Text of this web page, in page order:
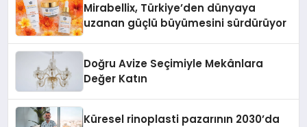
Mirabellix, Türkiye’den dünyaya
uzanan güçlü büyümesini sürdürüyor
Doğru Avize Seçimiyle Mekânlara
Değer Katın
Küresel rinoplasti pazarının 2030’da